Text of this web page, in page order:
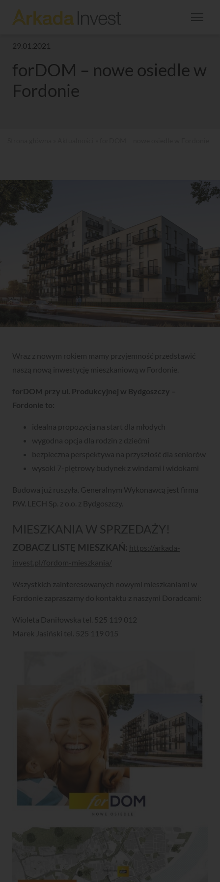
29.01.2021
forDOM – nowe osiedle w
Fordonie
Wraz z nowym rokiem mamy przyjemność przedstawić
naszą nową inwestycję mieszkaniową w Fordonie.
forDOM przy ul. Produkcyjnej w Bydgoszczy –
Fordonie to:
idealna propozycja na start dla młodych
wygodna opcja dla rodzin z dziećmi
bezpieczna perspektywa na przyszłość dla seniorów
wysoki 7-piętrowy budynek z windami i widokami
Budowa już ruszyła. Generalnym Wykonawcą jest firma
P.W. LECH Sp. z o.o. z Bydgoszczy.
MIESZKANIA W SPRZEDAŻY!
ZOBACZ LISTĘ MIESZKAŃ: https://arkada-
invest.pl/fordom-mieszkania/
Wszystkich zainteresowanych nowymi mieszkaniami w
Fordonie zapraszamy do kontaktu z naszymi Doradcami:
Wioleta Daniłowska tel. 525 119 012
Marek Jasiński tel. 525 119 015